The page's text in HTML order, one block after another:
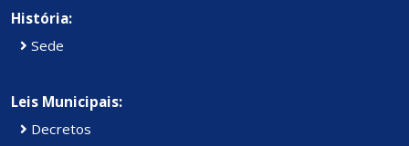
História:
Sede
Leis Municipais:
Decretos